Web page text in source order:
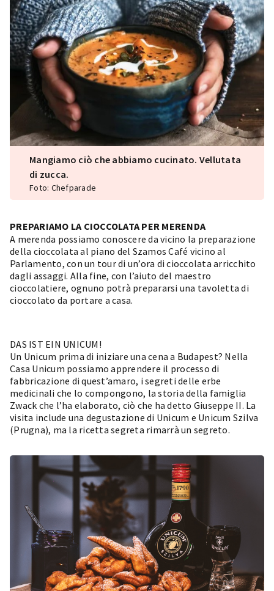
Mangiamo ciò che abbiamo cucinato. Vellutata
di zucca.
Foto: Chefparade
PREPARIAMO LA CIOCCOLATA PER MERENDA
A merenda possiamo conoscere da vicino la preparazione
della cioccolata al piano del Szamos Café vicino al
Parlamento, con un tour di un’ora di cioccolata arricchito
dagli assaggi. Alla fine, con l’aiuto del maestro
cioccolatiere, ognuno potrà prepararsi una tavoletta di
cioccolato da portare a casa.
DAS IST EIN UNICUM!
Un Unicum prima di iniziare una cena a Budapest? Nella
Casa Unicum possiamo apprendere il processo di
fabbricazione di quest’amaro, i segreti delle erbe
medicinali che lo compongono, la storia della famiglia
Zwack che l’ha elaborato, ciò che ha detto Giuseppe II. La
visita include una degustazione di Unicum e Unicum Szilva
(Prugna), ma la ricetta segreta rimarrà un segreto.